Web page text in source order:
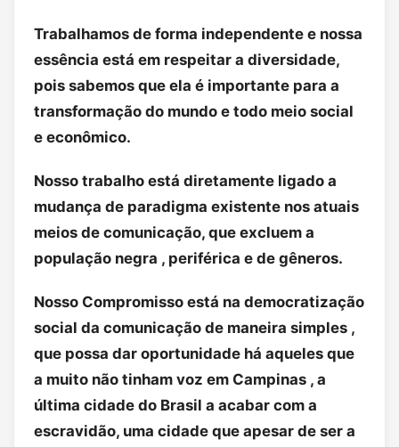
Trabalhamos de forma independente e nossa
essência está em respeitar a diversidade,
pois sabemos que ela é importante para a
transformação do mundo e todo meio social
e econômico.
Nosso trabalho está diretamente ligado a
mudança de paradigma existente nos atuais
meios de comunicação, que excluem a
população negra , periférica e de gêneros.
Nosso Compromisso está na democratização
social da comunicação de maneira simples ,
que possa dar oportunidade há aqueles que
a muito não tinham voz em Campinas , a
última cidade do Brasil a acabar com a
escravidão, uma cidade que apesar de ser a